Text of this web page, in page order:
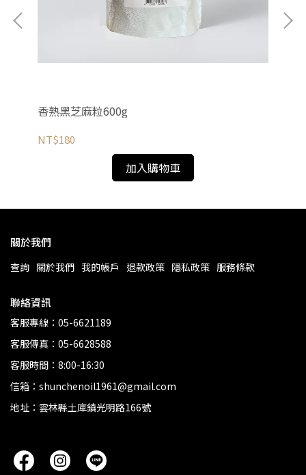
香熟黑芝麻粒600g
NT$180
加入購物車
關於我們
查詢 關於我們 我的帳戶 退款政策 隱私政策 服務條款
聯絡資訊
客服專線：05-6621189
客服傳真：05-6628588
客服時間：8:00-16:30
信箱：shunchenoil1961@gmail.com
地址：雲林縣土庫鎮光明路166號